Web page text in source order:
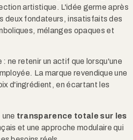
artistique. L'idée germe après
deux fondateurs, insatisfaits des
mélanges opaques et
ne retenir un actif que lorsqu'une
La marque revendique une
d'ingrédient, en écartant les
transparence totale sur les
et une approche modulaire qui